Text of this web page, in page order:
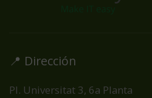
📍 Dirección
Pl. Universitat 3, 6a Planta